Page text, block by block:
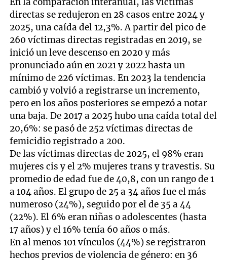
directas se redujeron en 28 casos entre 2024 y
2025, una caída del 12,3%. A partir del pico de
260 víctimas directas registradas en 2019, se
inició un leve descenso en 2020 y más
pronunciado aún en 2021 y 2022 hasta un
mínimo de 226 víctimas. En 2023 la tendencia
cambió y volvió a registrarse un incremento,
pero en los años posteriores se empezó a notar
una baja. De 2017 a 2025 hubo una caída total del
20,6%: se pasó de 252 víctimas directas de
femicidio registrado a 200.
De las víctimas directas de 2025, el 98% eran
mujeres cis y el 2% mujeres trans y travestis. Su
promedio de edad fue de 40,8, con un rango de 1
a 104 años. El grupo de 25 a 34 años fue el más
numeroso (24%), seguido por el de 35 a 44
(22%). El 6% eran niñas o adolescentes (hasta
17 años) y el 16% tenía 60 años o más.
En al menos 101 vínculos (44%) se registraron
hechos previos de violencia de género: en 36